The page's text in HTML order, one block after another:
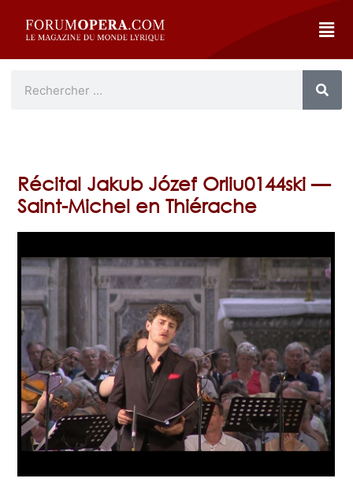
Récital Jakub Józef Orliu0144ski —
Saint-Michel en Thiérache